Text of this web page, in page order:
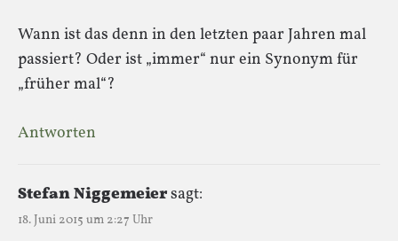
Wann ist das denn in den letzten paar Jahren mal
passiert? Oder ist „immer“ nur ein Synonym für
„früher mal“?
Antworten
Stefan Niggemeiersagt:
18. Juni 2015 um 2:27 Uhr